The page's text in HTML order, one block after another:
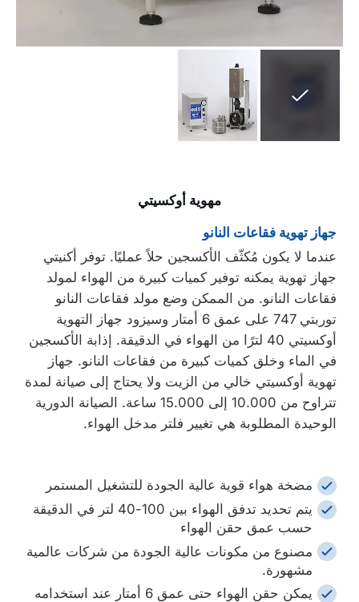
مهوية أوكسيتي
جهاز تهوية فقاعات النانو
عندما لا يكون مُكثّف الأكسجين حلاً عمليًا. توفر أكنيتي
جهاز تهوية يمكنه توفير كميات كبيرة من الهواء لمولد
فقاعات النانو. من الممكن وضع مولد فقاعات النانو
توربتي 747 على عمق 6 أمتار وسيزود جهاز التهوية
أوكسيتي 40 لترًا من الهواء في الدقيقة. إذابة الأكسجين
في الماء وخلق كميات كبيرة من فقاعات النانو. جهاز
تهوية أوكسيتي خالي من الزيت ولا يحتاج إلى صيانة لمدة
تتراوح من 10.000 إلى 15.000 ساعة. الصيانة الدورية
الوحيدة المطلوبة هي تغيير فلتر مدخل الهواء.
مضخة هواء قوية عالية الجودة للتشغيل المستمر
يتم تحديد تدفق الهواء بين 100-40 لتر في الدقيقة
حسب عمق حقن الهواء
مصنوع من مكونات عالية الجودة من شركات عالمية
مشهورة.
يمكن حقن الهواء حتى عمق 6 أمتار عند استخدامه